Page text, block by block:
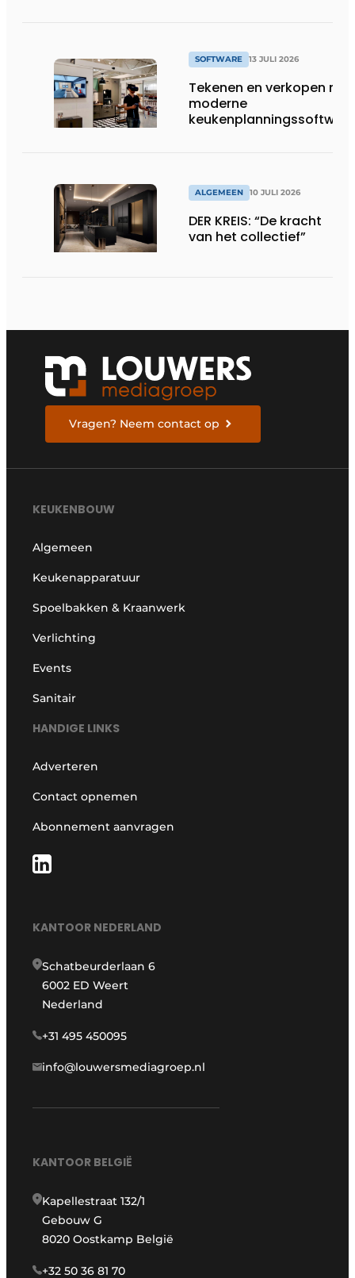
SOFTWARE 13 JULI 2026
Tekenen en verkopen met
moderne
keukenplanningssoftware
ALGEMEEN 10 JULI 2026
DER KREIS: “De kracht
van het collectief”
Vragen? Neem contact op
KEUKENBOUW
Algemeen
Keukenapparatuur
Spoelbakken & Kraanwerk
Verlichting
Events
Sanitair
HANDIGE LINKS
Adverteren
Contact opnemen
Abonnement aanvragen
KANTOOR NEDERLAND
Schatbeurderlaan 6
6002 ED Weert
Nederland
+31 495 450095
info@louwersmediagroep.nl
KANTOOR BELGIË
Kapellestraat 132/1
Gebouw G
8020 Oostkamp België
+32 50 36 81 70